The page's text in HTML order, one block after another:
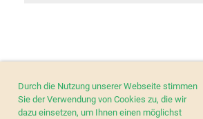
Durch die Nutzung unserer Webseite stimmen
Sie der Verwendung von Cookies zu, die wir
dazu einsetzen, um Ihnen einen möglichst